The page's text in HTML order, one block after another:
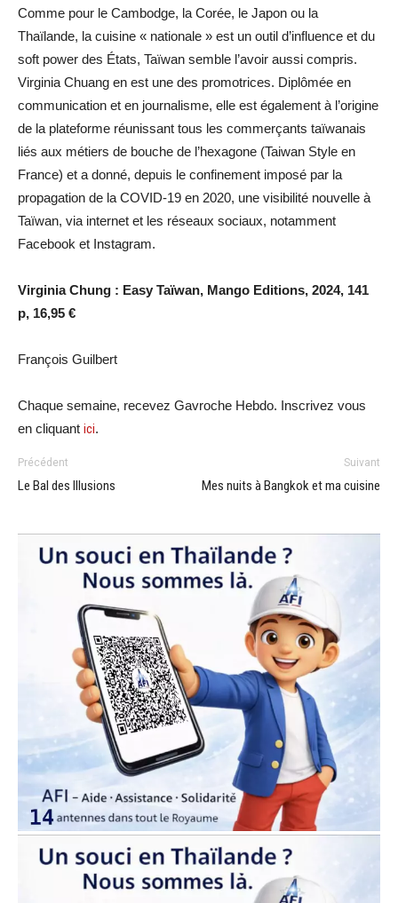
Comme pour le Cambodge, la Corée, le Japon ou la
Thaïlande, la cuisine « nationale » est un outil d’influence et du
soft power des États, Taïwan semble l’avoir aussi compris.
Virginia Chuang en est une des promotrices. Diplômée en
communication et en journalisme, elle est également à l’origine
de la plateforme réunissant tous les commerçants taïwanais
liés aux métiers de bouche de l’hexagone (Taiwan Style en
France) et a donné, depuis le confinement imposé par la
propagation de la COVID-19 en 2020, une visibilité nouvelle à
Taïwan, via internet et les réseaux sociaux, notamment
Facebook et Instagram.
Virginia Chung : Easy Taïwan, Mango Editions, 2024, 141
p, 16,95 €
François Guilbert
Chaque semaine, recevez Gavroche Hebdo. Inscrivez vous
en cliquant ici.
Précédent
Le Bal des Illusions
Suivant
Mes nuits à Bangkok et ma cuisine